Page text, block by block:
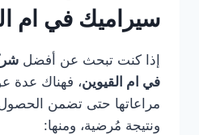
سيراميك في ام
إذا كنت تبحث عن أفضل
في ام القيوين، فهناك عدة
مراعاتها حتى تضمن
ونتيجة مُرضية، ومنها: